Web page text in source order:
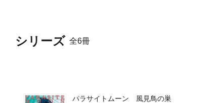
シリーズ 全6冊
パラサイトムーン 風見鳥の巣